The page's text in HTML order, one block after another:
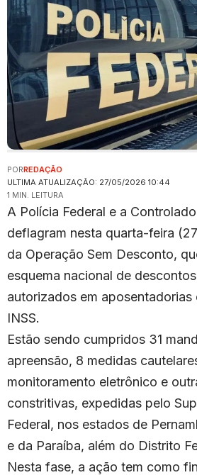
ULTIMA ATUALIZAÇÃO: 27/05/2026 10:44
PORREDAÇÃO
1 MIN. LEITURA
A Polícia Federal e a
deflagram nesta quarta-feira
da Operação Sem Desconto,
esquema nacional de
autorizados em aposentadorias
INSS.
Estão sendo cumpridos 31
apreensão, 8 medidas
monitoramento eletrônico e
constritivas, expedidas pelo
Federal, nos estados de
e da Paraíba, além do Distrito
Nesta fase, a ação tem como